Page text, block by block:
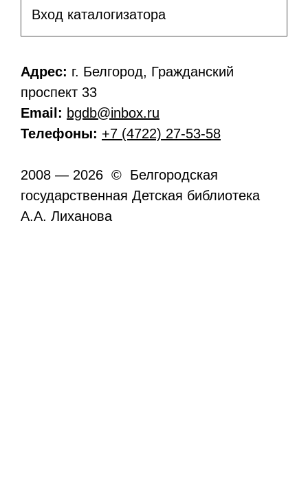
Вход каталогизатора
Адрес: г. Белгород, Гражданский
проспект 33
Email: bgdb@inbox.ru
Телефоны: +7 (4722) 27-53-58
2008 — 2026 © Белгородская
государственная Детская библиотека
А.А. Лиханова